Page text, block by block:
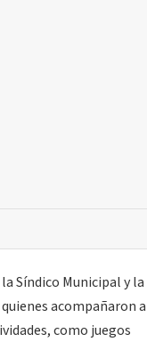
Síndico Municipal y la
acompañaron a
como juegos